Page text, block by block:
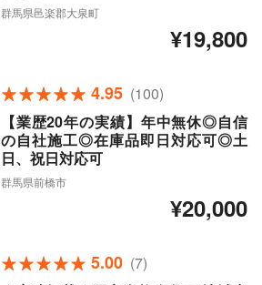
群馬県邑楽郡大泉町
¥19,800
4.95 (100)
【業歴20年の実績】年中無休◎自信
の自社施工◎在庫品即日対応可◎土
日、祝日対応可
群馬県前橋市
¥20,000
5.00 (7)